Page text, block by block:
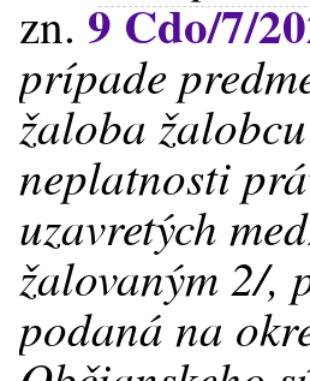
zn. 9 Cdo/7/
prípade
žaloba
neplatnosti
uzavretých
žalovaným 2/,
podaná na